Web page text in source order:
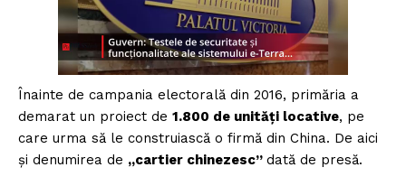
Înainte de campania electorală din 2016, primăria a
demarat un proiect de 1.800 de unități locative, pe
care urma să le construiască o firmă din China. De aici
și denumirea de „cartier chinezesc” dată de presă.